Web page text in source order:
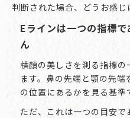
判断された場合、どうお感じ
Eラインは一つの指標
ん
横顔の美しさを測る指標の
ます。鼻の先端と顎の先
の位置にあるかを見る基準
ただ、これは一つの目安で